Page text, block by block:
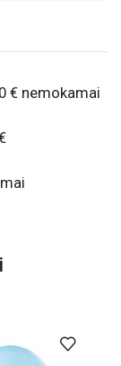
€ nemokamai